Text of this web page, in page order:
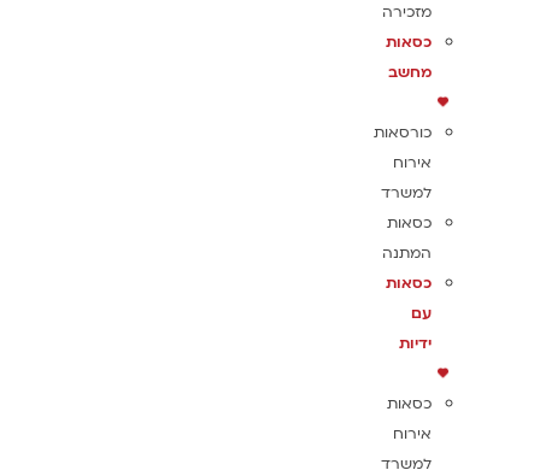
מזכירה
כסאות
מחשב
כורסאות
אירוח
למשרד
כסאות
המתנה
כסאות
עם
ידיות
כסאות
אירוח
למשרד